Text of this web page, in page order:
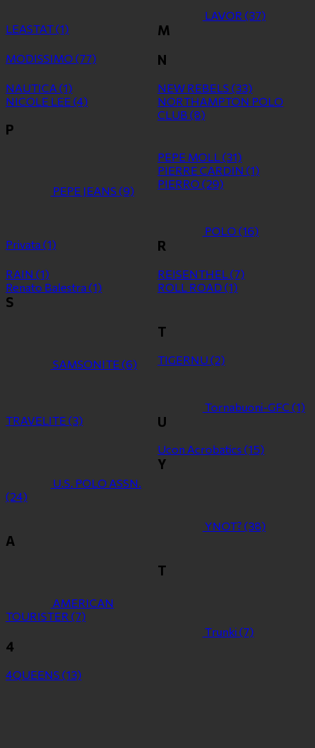
LAVOR (37)
LEASTAT(1) M
MODISSIMO (77) N
NAUTICA (1) NEW REBELS (33)
NICOLE LEE (4)
NORTHAMPTON POLO
CLUB (8)
P
PEPE JEANS (9)
PEPE MOLL(31)
PIERRE CARDIN (1)
PIERRO (29)
POLO (16)
Privata (1) R
RAIN (1) REISENTHEL(7)
Renato Balestra (1) ROLL ROAD (1)
S
SAMSONITE (6)
T
TIGERNU (2)
Tornabuoni-GFC (1)
TRAVELITE (3) U
U.S. POLO ASSN.
(24)
Ucon Acrobatics (15)
Y
YNOT? (38)
Α
ΑMERICAN
TOURISTER (7)
Τ
Τrunki (7)
4
4QUEENS (13)